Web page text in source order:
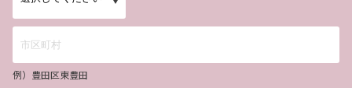
例）豊田区東豊田